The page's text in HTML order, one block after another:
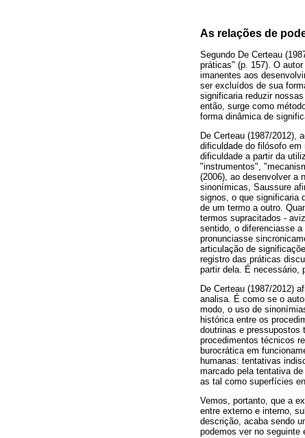
As relações de
Segundo De Certeau
práticas" (p. 157). O
imanentes aos
ser excluídos de sua
significaria reduzir
então, surge como
forma dinâmica de
De Certeau (1987/2012),
dificuldade do filósofo
dificuldade a partir da
"instrumentos",
(2006), ao desenvolver a
sinonímicas, Saussure
signos, o que significaria
de um termo a outro.
termos supracitados -
sentido, o diferenciasse
pronunciasse
articulação de
registro das práticas
partir dela. É necessário,
De Certeau (1987/2012)
analisa. É como se o
modo, o uso de
histórica entre os
doutrinas e pressupostos
procedimentos técnicos
burocrática em
humanas: tentativas
marcado pela tentativa
as tal como superfícies
Vemos, portanto, que a
entre externo e interno,
descrição, acaba sendo
podemos ver no seguinte